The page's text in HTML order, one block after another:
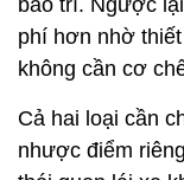
phí hơn nhờ
không cần cơ
Cả hai loại cần
nhược điểm